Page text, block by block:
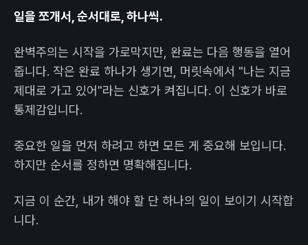
일을 쪼개서, 순서대로, 하나씩.
완벽주의는 시작을 가로막지만, 완료는 다음 행동을 열어
줍니다. 작은 완료 하나가 생기면, 머릿속에서 "나는 지금
제대로 가고 있어"라는 신호가 켜집니다. 이 신호가 바로
통제감입니다.
중요한 일을 먼저 하려고 하면 모든 게 중요해 보입니다.
하지만 순서를 정하면 명확해집니다.
지금 이 순간, 내가 해야 할 단 하나의 일이 보이기 시작합
니다.